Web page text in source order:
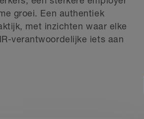
groei. Een authentiek
met inzichten waar elke
verantwoordelijke iets aan